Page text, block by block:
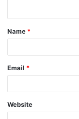
Name *
Email *
Website